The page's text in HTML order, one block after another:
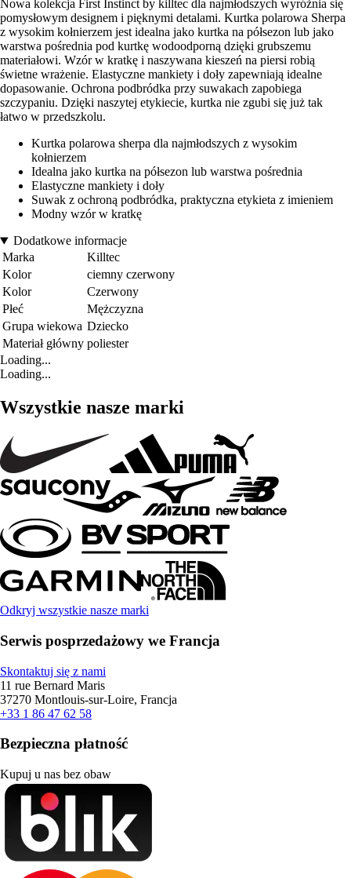
Nowa kolekcja First Instinct by killtec dla najmłodszych wyróżnia się
pomysłowym designem i pięknymi detalami. Kurtka polarowa Sherpa
z wysokim kołnierzem jest idealna jako kurtka na półsezon lub jako
warstwa pośrednia pod kurtkę wodoodporną dzięki grubszemu
materiałowi. Wzór w kratkę i naszywana kieszeń na piersi robią
świetne wrażenie. Elastyczne mankiety i doły zapewniają idealne
dopasowanie. Ochrona podbródka przy suwakach zapobiega
szczypaniu. Dzięki naszytej etykiecie, kurtka nie zgubi się już tak
łatwo w przedszkolu.
Kurtka polarowa sherpa dla najmłodszych z wysokim
kołnierzem
Idealna jako kurtka na półsezon lub warstwa pośrednia
Elastyczne mankiety i doły
Suwak z ochroną podbródka, praktyczna etykieta z imieniem
Modny wzór w kratkę
Dodatkowe informacje
Marka
Killtec
Kolor
ciemny czerwony
Kolor
Czerwony
Płeć
Mężczyzna
Grupa wiekowa Dziecko
Materiał główny poliester
Loading...
Loading...
Wszystkie nasze marki
Odkryj wszystkie nasze marki
Serwis posprzedażowy we Francja
Skontaktuj się z nami
11 rue Bernard Maris
37270 Montlouis-sur-Loire, Francja
+33 1 86 47 62 58
Bezpieczna płatność
Kupuj u nas bez obaw